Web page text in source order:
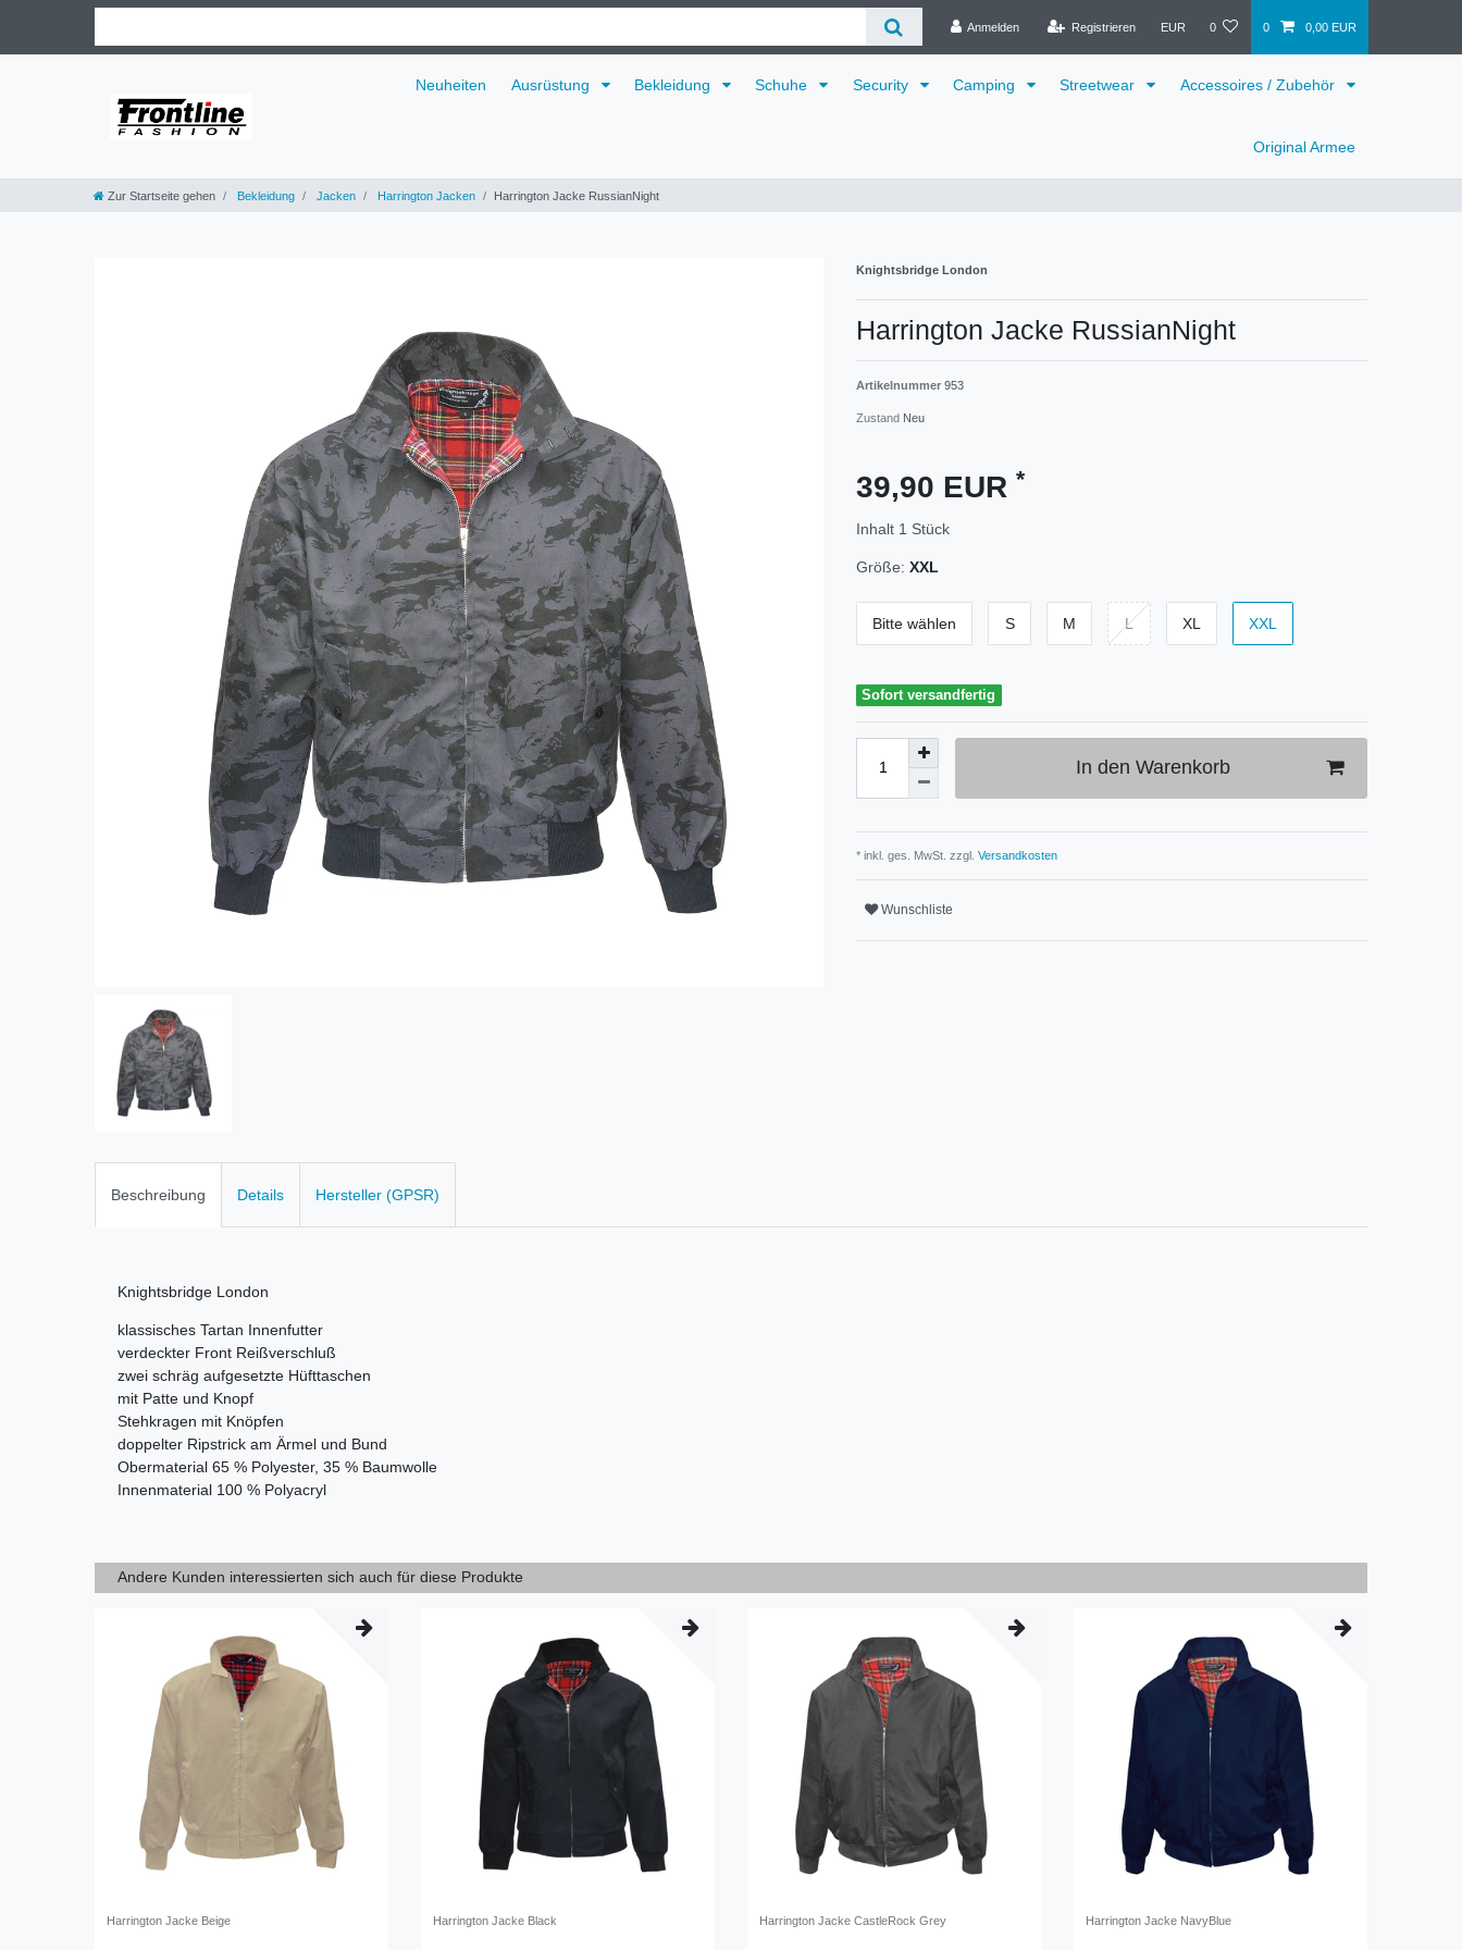
Anmelden Registrieren EUR 0 0 0,00 EUR
Neuheiten Ausrüstung Bekleidung Schuhe Security Camping Streetwear Accessoires / Zubehör
Original Armee
Zur Startseite gehen Bekleidung Jacken Harrington Jacken Harrington Jacke RussianNight
Knightsbridge London
Harrington Jacke RussianNight
Artikelnummer 953
Zustand Neu
39,90 EUR *
Inhalt 1 Stück
Größe: XXL
Bitte wählen S M L XL XXL
Sofort versandfertig
In den Warenkorb
* inkl. ges. MwSt. zzgl. Versandkosten
Wunschliste
Beschreibung Details Hersteller (GPSR)
Knightsbridge London
klassisches Tartan Innenfutter
verdeckter Front Reißverschluß
zwei schräg aufgesetzte Hüfttaschen
mit Patte und Knopf
Stehkragen mit Knöpfen
doppelter Ripstrick am Ärmel und Bund
Obermaterial 65 % Polyester, 35 % Baumwolle
Innenmaterial 100 % Polyacryl
Andere Kunden interessierten sich auch für diese Produkte
Harrington Jacke Beige Harrington Jacke Black Harrington Jacke CastleRock Grey Harrington Jacke NavyBlue